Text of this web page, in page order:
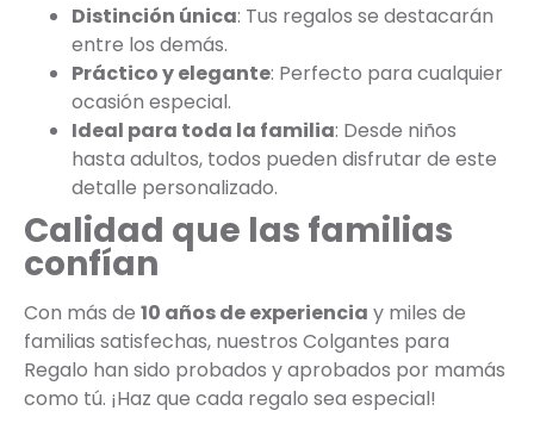
Distinción única: Tus regalos se destacarán
entre los demás.
Práctico y elegante: Perfecto para cualquier
ocasión especial.
Ideal para toda la familia: Desde niños
hasta adultos, todos pueden disfrutar de este
detalle personalizado.
Calidad que las familias
confían
Con más de 10 años de experiencia y miles de
familias satisfechas, nuestros Colgantes para
Regalo han sido probados y aprobados por mamás
como tú. ¡Haz que cada regalo sea especial!